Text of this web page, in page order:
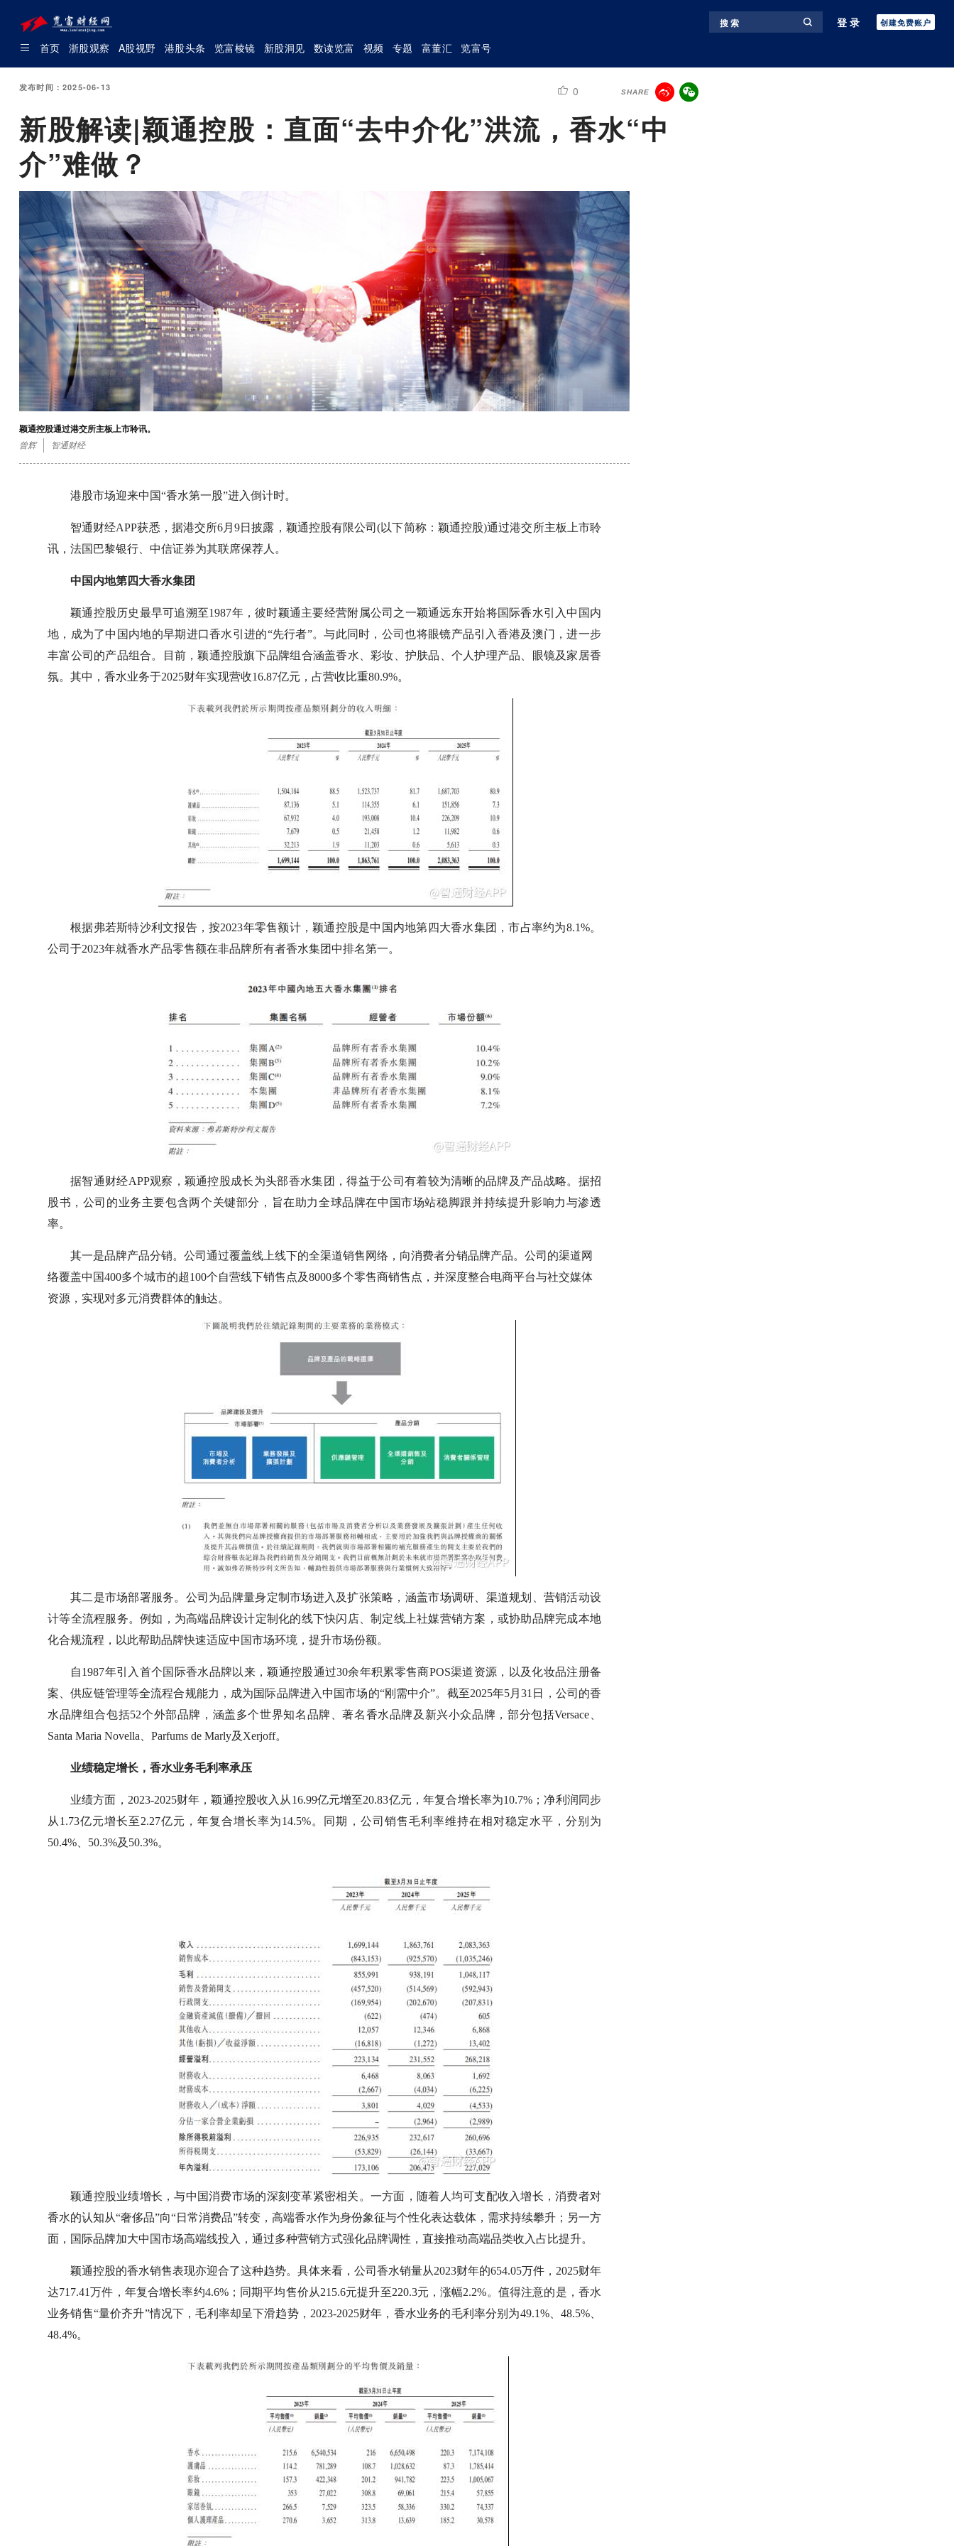
搜 索 登录 创建免费账户
首页 浙股观察 A股视野 港股头条 览富棱镜 新股洞见 数读览富 视频 专题 富董汇 览富号
发布时间：2025-06-13 0 SHARE
新股解读|颖通控股：直面“去中介化”洪流，香水“中
介”难做？
颖通控股通过港交所主板上市聆讯。
曾辉 智通财经
港股市场迎来中国“香水第一股”进入倒计时。
智通财经APP获悉，据港交所6月9日披露，颖通控股有限公司(以下简称：颖通控股)通过港交所主板上市聆
讯，法国巴黎银行、中信证券为其联席保荐人。
中国内地第四大香水集团
颖通控股历史最早可追溯至1987年，彼时颖通主要经营附属公司之一颖通远东开始将国际香水引入中国内
地，成为了中国内地的早期进口香水引进的“先行者”。与此同时，公司也将眼镜产品引入香港及澳门，进一步
丰富公司的产品组合。目前，颖通控股旗下品牌组合涵盖香水、彩妆、护肤品、个人护理产品、眼镜及家居香
氛。其中，香水业务于2025财年实现营收16.87亿元，占营收比重80.9%。
根据弗若斯特沙利文报告，按2023年零售额计，颖通控股是中国内地第四大香水集团，市占率约为8.1%。
公司于2023年就香水产品零售额在非品牌所有者香水集团中排名第一。
据智通财经APP观察，颖通控股成长为头部香水集团，得益于公司有着较为清晰的品牌及产品战略。据招
股书，公司的业务主要包含两个关键部分，旨在助力全球品牌在中国市场站稳脚跟并持续提升影响力与渗透
率。
其一是品牌产品分销。公司通过覆盖线上线下的全渠道销售网络，向消费者分销品牌产品。公司的渠道网
络覆盖中国400多个城市的超100个自营线下销售点及8000多个零售商销售点，并深度整合电商平台与社交媒体
资源，实现对多元消费群体的触达。
其二是市场部署服务。公司为品牌量身定制市场进入及扩张策略，涵盖市场调研、渠道规划、营销活动设
计等全流程服务。例如，为高端品牌设计定制化的线下快闪店、制定线上社媒营销方案，或协助品牌完成本地
化合规流程，以此帮助品牌快速适应中国市场环境，提升市场份额。
自1987年引入首个国际香水品牌以来，颖通控股通过30余年积累零售商POS渠道资源，以及化妆品注册备
案、供应链管理等全流程合规能力，成为国际品牌进入中国市场的“刚需中介”。截至2025年5月31日，公司的香
水品牌组合包括52个外部品牌，涵盖多个世界知名品牌、著名香水品牌及新兴小众品牌，部分包括Versace、
Santa Maria Novella、Parfums de Marly及Xerjoff。
业绩稳定增长，香水业务毛利率承压
业绩方面，2023-2025财年，颖通控股收入从16.99亿元增至20.83亿元，年复合增长率为10.7%；净利润同步
从1.73亿元增长至2.27亿元，年复合增长率为14.5%。同期，公司销售毛利率维持在相对稳定水平，分别为
50.4%、50.3%及50.3%。
颖通控股业绩增长，与中国消费市场的深刻变革紧密相关。一方面，随着人均可支配收入增长，消费者对
香水的认知从“奢侈品”向“日常消费品”转变，高端香水作为身份象征与个性化表达载体，需求持续攀升；另一方
面，国际品牌加大中国市场高端线投入，通过多种营销方式强化品牌调性，直接推动高端品类收入占比提升。
颖通控股的香水销售表现亦迎合了这种趋势。具体来看，公司香水销量从2023财年的654.05万件，2025财年
达717.41万件，年复合增长率约4.6%；同期平均售价从215.6元提升至220.3元，涨幅2.2%。值得注意的是，香水
业务销售“量价齐升”情况下，毛利率却呈下滑趋势，2023-2025财年，香水业务的毛利率分别为49.1%、48.5%、
48.4%。